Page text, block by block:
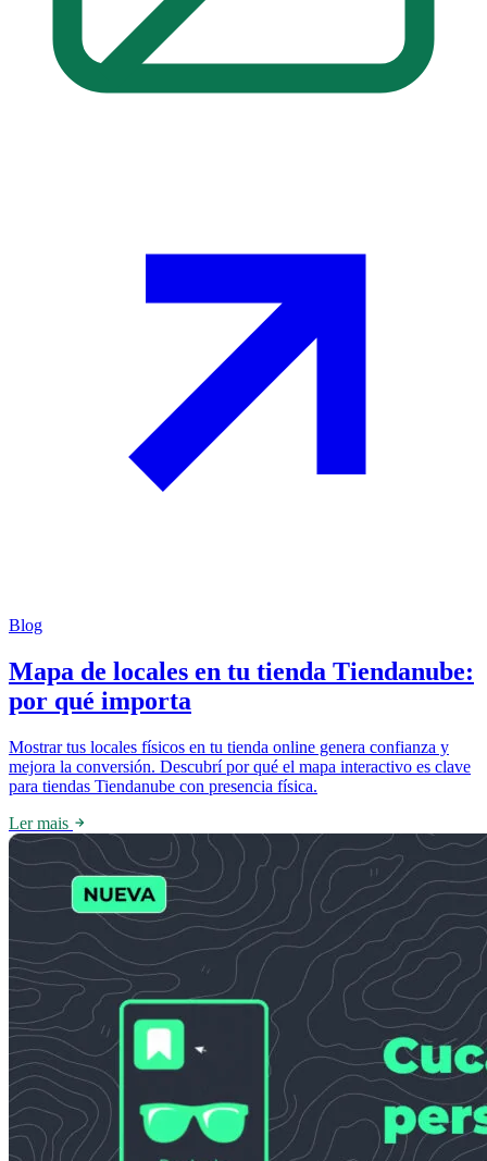
Blog
Mapa de locales en tu tienda Tiendanube:
por qué importa
Mostrar tus locales físicos en tu tienda online genera confianza y
mejora la conversión. Descubrí por qué el mapa interactivo es clave
para tiendas Tiendanube con presencia física.
Ler mais